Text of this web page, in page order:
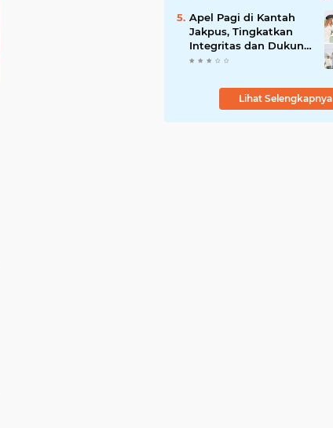
Apel Pagi di Kantah
Jakpus, Tingkatkan
Integritas dan Dukung
WBK
Lihat Selengkapnya